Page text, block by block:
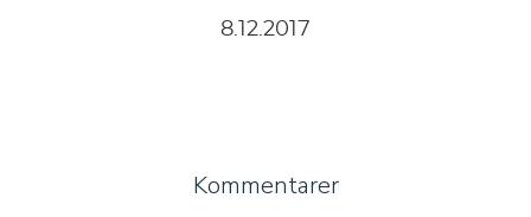
8.12.2017
Kommentarer